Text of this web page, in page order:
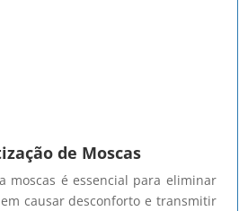
de Moscas
moscas é essencial para eliminar
causar desconforto e transmitir